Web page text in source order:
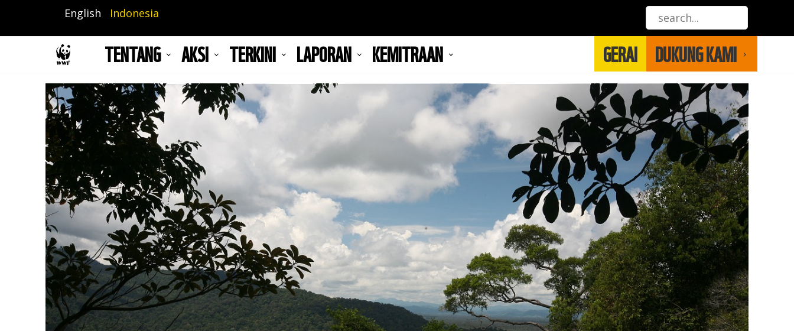
isi
English Indonesia
TENTANG AKSI TERKINI LAPORAN KEMITRAAN GERAI DUKUNG KAMI